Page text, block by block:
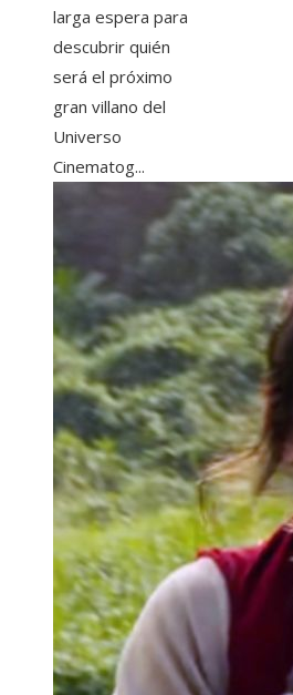
larga espera para
descubrir quién
será el próximo
gran villano del
Universo
Cinematog...